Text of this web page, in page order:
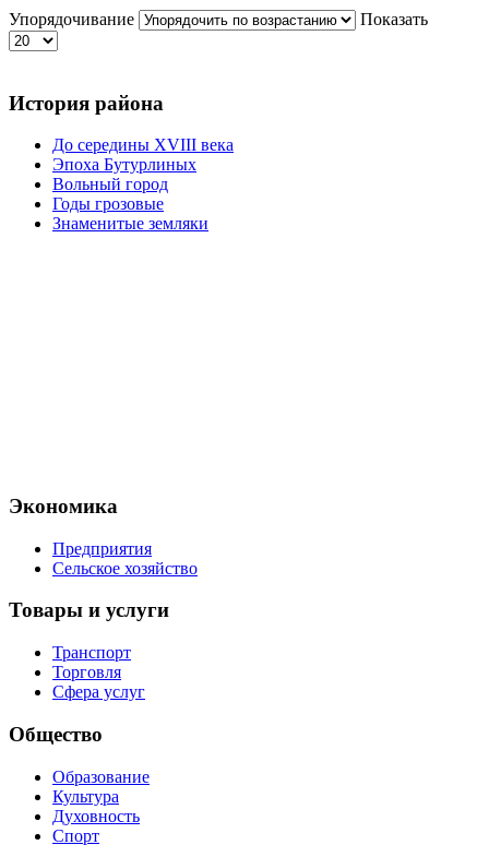
Упорядочивание Показать
История района
До середины XVIII века
Эпоха Бутурлиных
Вольный город
Годы грозовые
Знаменитые земляки
Экономика
Предприятия
Сельское хозяйство
Товары и услуги
Транспорт
Торговля
Сфера услуг
Общество
Образование
Культура
Духовность
Спорт